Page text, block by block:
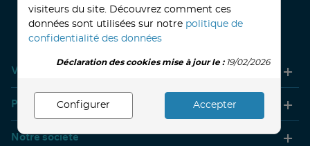
32, avenue Haussmann33390 BLAYE
Lundi14h-18hMardi à vendredi8h30-12h00 - 14h-18h
Le Samedi9h30 - 12h30
Votre compte
Produits
Notre société
visiteurs du site. Découvrez comment ces
données sont utilisées sur notre politique de
confidentialité des données
Déclaration des cookies mise à jour le :19/02/2026
Configurer Accepter